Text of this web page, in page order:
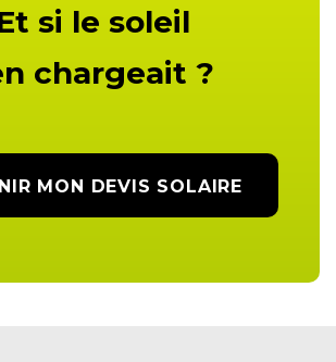
si le soleil
chargeait ?
MON DEVIS SOLAIRE